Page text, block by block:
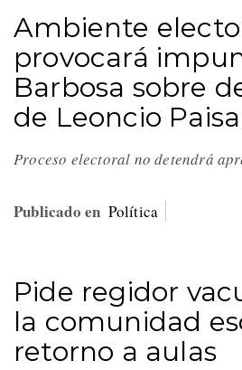
Ambiente
provocará
Barbosa sobre
de Leoncio
Proceso electoral no detendrá
Publicado en Política
Pide regidor
la comunidad
retorno a aulas